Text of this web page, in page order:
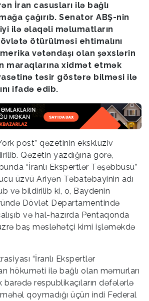
İran casusları ilə bağlı
çağırıb. Senator ABŞ-nin
ilə əlaqəli məlumatların
ötürülməsi ehtimalını
vətəndaşı olan şəxslərin
maraqlarına xidmət etmək
təsir göstərə bilməsi ilə
ifadə edib.
post” qəzetinin eksklüziv
Qəzetin yazdığına görə,
“İranlı Ekspertlər Təşəbbüsü”
üzvü Ariyən Təbatəbayinin adı
və bildirilib ki, o, Baydenin
Dövlət Departamentində
və hal-hazırda Pentaqonda
baş məsləhətçi kimi işləməkdə
“İranlı Ekspertlər
hökuməti ilə bağlı olan məmurları
respublikaçıların dəfələrlə
məhəl qoymadığı üçün indi Federal